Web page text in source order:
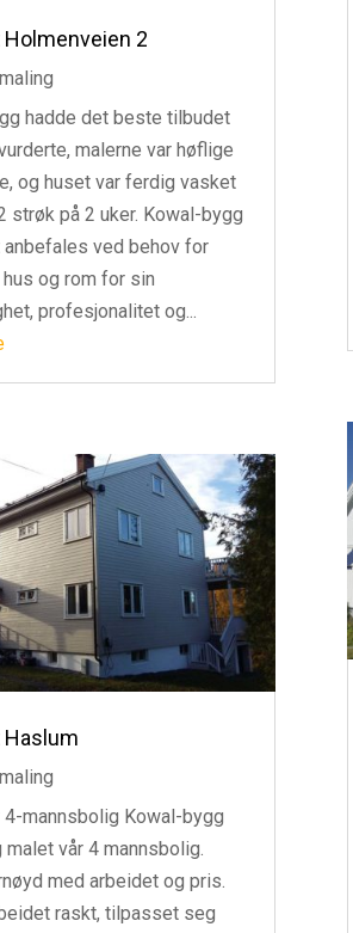
2
hadde det beste tilbudet
malerne var høflige
og huset var ferdig vasket
strøk på 2 uker. Kowal-bygg
anbefales ved behov for
og rom for sin
profesjonalitet og...
4-mannsbolig Kowal-bygg
vår 4 mannsbolig.
med arbeidet og pris.
raskt, tilpasset seg